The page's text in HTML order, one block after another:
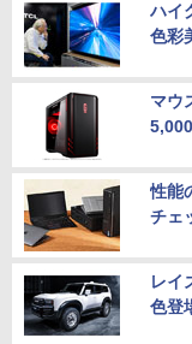
ハイ
色彩
マウ
性能
チェ
レイ
色登